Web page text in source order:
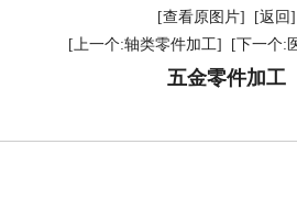
[查看原图片]
[返回]
[上一个:轴类零件加工]
[下一个:
五金零件加工